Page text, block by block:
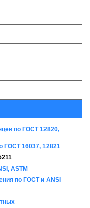
по ГОСТ 12820,
ГОСТ 16037, 12821
ASTM
по ГОСТ и ANSI